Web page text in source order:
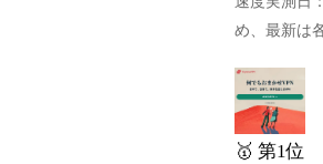
め、最新は
🥇 第1位